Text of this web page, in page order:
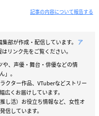
記事の内容について報告する
部が作成・配信しています。 ア
リンク先をご覧ください。
や、声優・舞台・俳優などの情
」。
クター作品、VTuberなどストリー
広くお届けしています。
し活）お役立ち情報など、女性オ
信しています。